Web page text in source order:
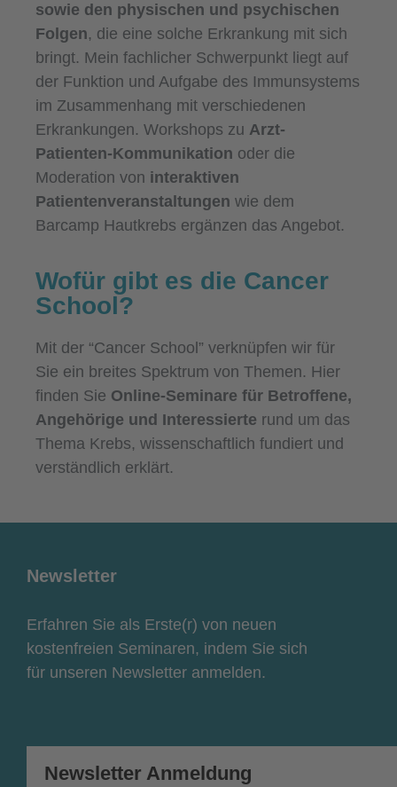
sowie den physischen und psychischen
Folgen, die eine solche Erkrankung mit sich
bringt. Mein fachlicher Schwerpunkt liegt auf
der Funktion und Aufgabe des Immunsystems
im Zusammenhang mit verschiedenen
Erkrankungen. Workshops zu Arzt-
Patienten-Kommunikation oder die
Moderation von interaktiven
Patientenveranstaltungen wie dem
Barcamp Hautkrebs ergänzen das Angebot.
Wofür gibt es die Cancer
School?
Mit der “Cancer School” verknüpfen wir für
Sie ein breites Spektrum von Themen. Hier
finden Sie Online-Seminare für Betroffene,
Angehörige und Interessierte rund um das
Thema Krebs, wissenschaftlich fundiert und
verständlich erklärt.
Newsletter
Erfahren Sie als Erste(r) von neuen
kostenfreien Seminaren, indem Sie sich
für unseren Newsletter anmelden.
Newsletter Anmeldung